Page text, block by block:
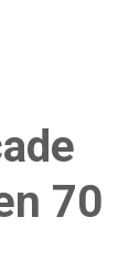
70